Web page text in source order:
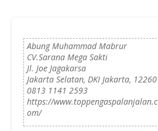
Abung Muhammad Mabrur
CV.Sarana Mega Sakti
Jl. Joe Jagakarsa
Jakarta Selatan, DKI Jakarta, 12260
0813 1141 2593
https://www.toppengaspalanjalan.c
om/